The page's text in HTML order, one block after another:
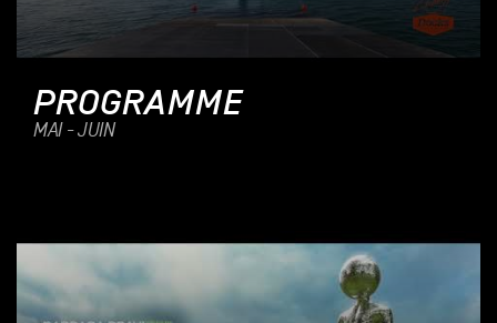
PROGRAMME
MAI - JUIN